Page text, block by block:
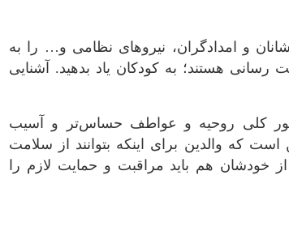
و امدادگران، نیرو‌های نظامی و… را به
هستند؛ به کودکان یاد بدهید. آشنایی
کلی روحیه و عواطف حساس‌تر و آسیب
که والدین برای اینکه بتوانند از سلامت
خودشان هم باید مراقبت و حمایت لازم را